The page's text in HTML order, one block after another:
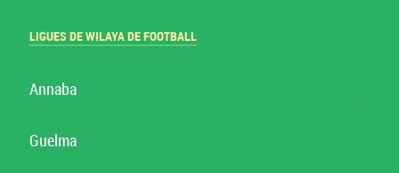
LIGUES DE WILAYA DE FOOTBALL
Annaba
Guelma